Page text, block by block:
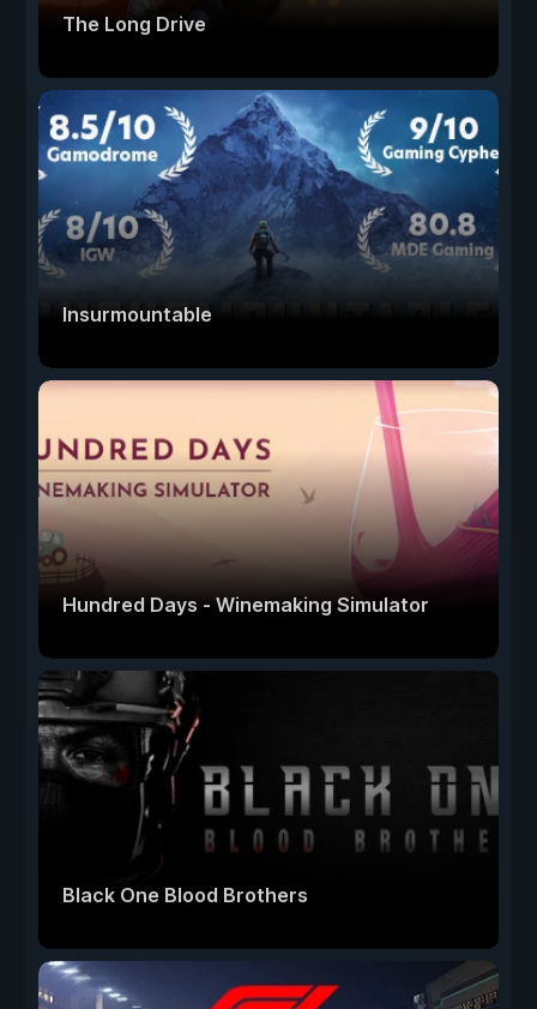
The Long Drive
Insurmountable
Hundred Days - Winemaking Simulator
Black One Blood Brothers